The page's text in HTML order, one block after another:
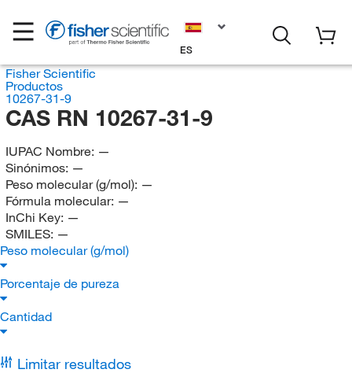
ES
Fisher Scientific
Productos
10267-31-9
CAS RN 10267-31-9
IUPAC Nombre: —
Sinónimos: —
Peso molecular (g/mol): —
Fórmula molecular: —
InChi Key: —
SMILES: —
Peso molecular (g/mol)
Porcentaje de pureza
Cantidad
Limitar resultados